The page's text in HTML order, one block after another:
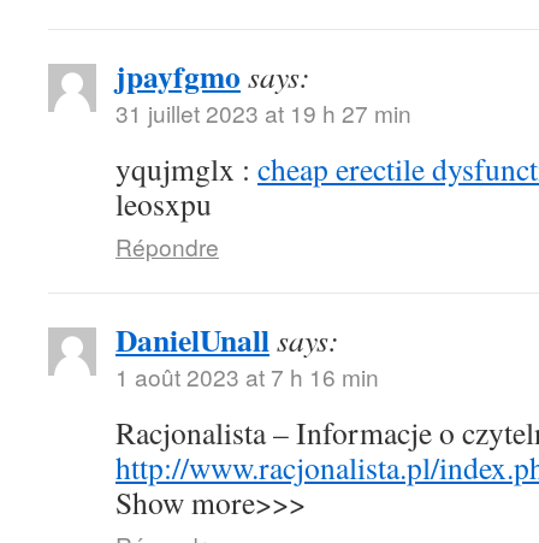
jpayfgmo says:
31 juillet 2023 at 19 h 27 min
yqujmglx : cheap erectile
leosxpu
Répondre
DanielUnallsays:
1 août 2023 at 7 h 16 min
Racjonalista – Informacje o
http://www.racjonalista.pl/
Show more>>>